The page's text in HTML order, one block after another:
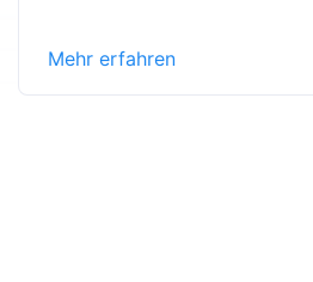
Mehr erfahren